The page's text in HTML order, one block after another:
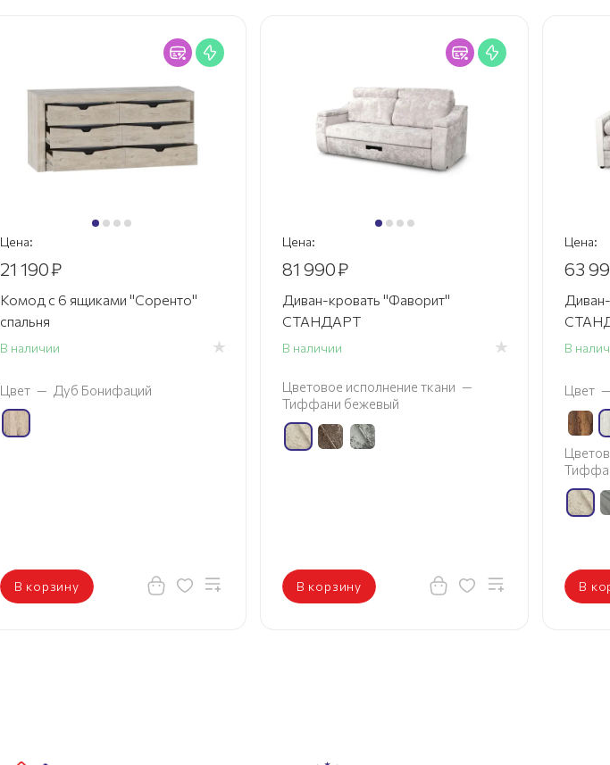
Цена:
21 190₽
Комод с 6 ящиками "Соренто"
спальня
В наличии
Цвет — Дуб Бонифаций
В корзину
Цена:
81 990₽
Диван-кровать "Фаворит"
СТАНДАРТ
В наличии
Цветовое исполнение ткани —
Тиффани бежевый
В корзину
Цена:
63
В
Цвет
В